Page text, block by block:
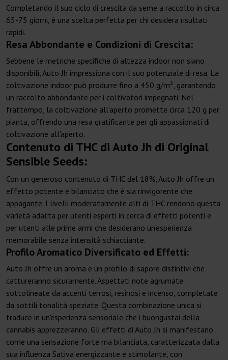
Completando il suo ciclo di crescita da seme a raccolto in circa
65-75 giorni, è una scelta perfetta per chi desidera risultati
rapidi.
Resa Abbondante e Condizioni di Crescita:
Sebbene le metriche specifiche di altezza indoor non siano
disponibili, Auto Jh impressiona con il suo potenziale di resa. La
coltivazione indoor può produrre fino a 450 g/m², garantendo
un raccolto abbondante per i coltivatori impegnati. Nel
frattempo, la coltivazione all'aperto promette circa 120 g per
pianta, offrendo una resa gratificante per gli appassionati di
coltivazione all'aperto.
Contenuto di THC di Auto Jh di Original
Sensible Seeds:
Con un generoso contenuto di THC del 18%, Auto Jh offre un
effetto potente e bilanciato che è sia rinvigorente che
appagante. I livelli moderatamente alti di THC rendono questa
varietà adatta per utenti esperti in cerca di effetti potenti e
per utenti alle prime armi che desiderano un'esperienza
memorabile senza intensità schiacciante.
Profilo Aromatico Diversificato ed Effetti:
Auto Jh offre un aroma e un profilo di sapore distintivi che
cattureranno sicuramente. Aspettati note agrumate
sottolineate da accenti terrosi, resinosi e incenso, completate
da sottili tonalità speziate. Questa combinazione unica si
traduce in un'esperienza sensoriale che i buongustai della
cannabis apprezzeranno. Gli effetti di Auto Jh si manifestano
come una sensazione forte ma bilanciata, caratterizzata dalla
sua influenza Sativa energizzante e stimolante, con